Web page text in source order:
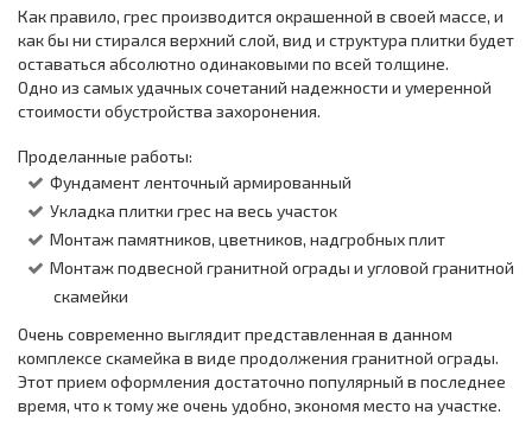
Как правило, грес производится окрашенной в своей массе, и
как бы ни стирался верхний слой, вид и структура плитки будет
оставаться абсолютно одинаковыми по всей толщине.
Одно из самых удачных сочетаний надежности и умеренной
стоимости обустройства захоронения.
Проделанные работы:
Фундамент ленточный армированный
Укладка плитки грес на весь участок
Монтаж памятников, цветников, надгробных плит
Монтаж подвесной гранитной ограды и угловой гранитной
скамейки
Очень современно выглядит представленная в данном
комплексе скамейка в виде продолжения гранитной ограды.
Этот прием оформления достаточно популярный в последнее
время, что к тому же очень удобно, экономя место на участке.